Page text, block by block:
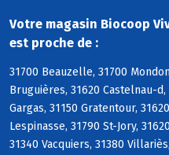
Votre magasin Biocoop
est proche de :
31700 Beauzelle, 31700
Bruguières, 31620 Castelnau-
Gargas, 31150 Gratentour,
Lespinasse, 31790 St-Jory,
31340 Vacquiers, 31380